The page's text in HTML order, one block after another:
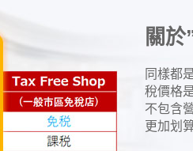
關
同樣都
稅價格
不包含
更加划